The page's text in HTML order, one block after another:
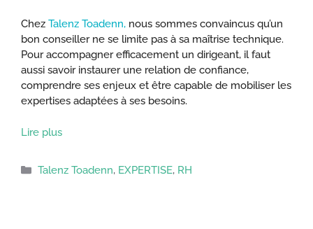
Chez Talenz Toadenn, nous sommes convaincus qu’un
bon conseiller ne se limite pas à sa maîtrise technique.
Pour accompagner efficacement un dirigeant, il faut
aussi savoir instaurer une relation de confiance,
comprendre ses enjeux et être capable de mobiliser les
expertises adaptées à ses besoins.
Lire plus
Catégories
Talenz Toadenn, EXPERTISE, RH